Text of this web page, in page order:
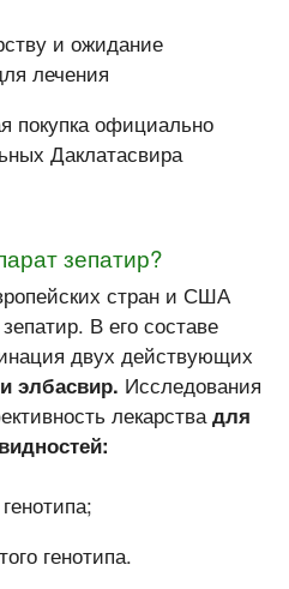
и ожидание
лечения
покупка официально
Даклатасвира
зепатир?
стран и США
В его составе
двух действующих
элбасвир. Исследования
лекарствадля
генотипа.